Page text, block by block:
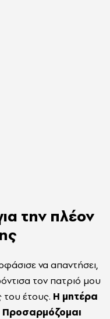
την πλέον
να απαντήσει,
τον πατριό μου
του έτους. Η μητέρα
Προσαρμόζομαι